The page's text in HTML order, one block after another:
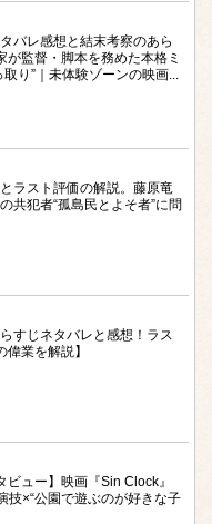
バレ感想と結末考察のあら
監督・脚本を務めた本格ミ
り”｜未体験ゾーンの映画...
ラスト評価の解説。藤原竜
共犯者“孤島民とよそ者”に問
すじネタバレと感想！ラス
偉業を解説】
ビュー】映画『Sin Clock』
技×“公園で遊ぶのが好きな子